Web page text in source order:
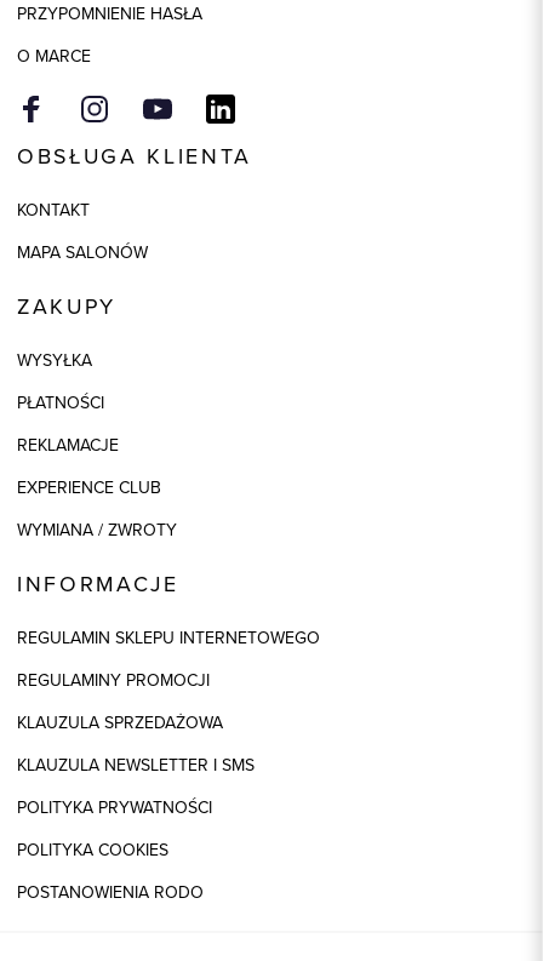
PRZYPOMNIENIE HASŁA
O MARCE
OBSŁUGA KLIENTA
KONTAKT
MAPA SALONÓW
ZAKUPY
WYSYŁKA
PŁATNOŚCI
REKLAMACJE
EXPERIENCE CLUB
WYMIANA / ZWROTY
INFORMACJE
REGULAMIN SKLEPU INTERNETOWEGO
REGULAMINY PROMOCJI
KLAUZULA SPRZEDAŻOWA
KLAUZULA NEWSLETTER I SMS
POLITYKA PRYWATNOŚCI
POLITYKA COOKIES
POSTANOWIENIA RODO